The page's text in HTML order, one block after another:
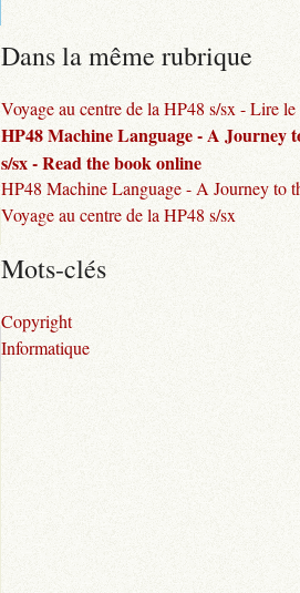
Dans la même rubrique
Voyage au centre de la HP48 s/sx - Lire
HP48 Machine Language - A Journey
s/sx - Read the book online
HP48 Machine Language - A Journey to
Voyage au centre de la HP48 s/sx
Mots-clés
Copyright
Informatique